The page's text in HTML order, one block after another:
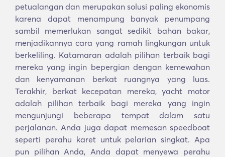
petualangan dan merupakan solusi paling ekonomis
karena dapat menampung banyak penumpang
sambil memerlukan sangat sedikit bahan bakar,
menjadikannya cara yang ramah lingkungan untuk
berkeliling. Katamaran adalah pilihan terbaik bagi
mereka yang ingin bepergian dengan kemewahan
dan kenyamanan berkat ruangnya yang luas.
Terakhir, berkat kecepatan mereka, yacht motor
adalah pilihan terbaik bagi mereka yang ingin
mengunjungi beberapa tempat dalam satu
perjalanan. Anda juga dapat memesan speedboat
seperti perahu karet untuk pelarian singkat. Apa
pun pilihan Anda, Anda dapat menyewa perahu